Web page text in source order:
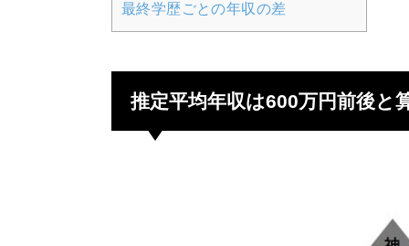
最終学歴ごとの年収の差
推定平均年収は600万円前後と